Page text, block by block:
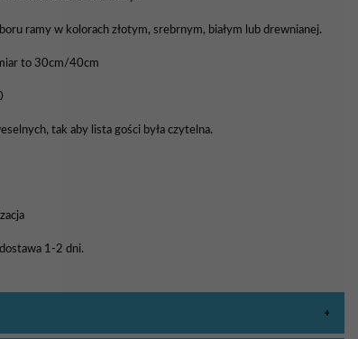
ramy w kolorach złotym, srebrnym, białym lub drewnianej.
to 30cm/40cm
tak aby lista gości była czytelna.
1-2 dni.